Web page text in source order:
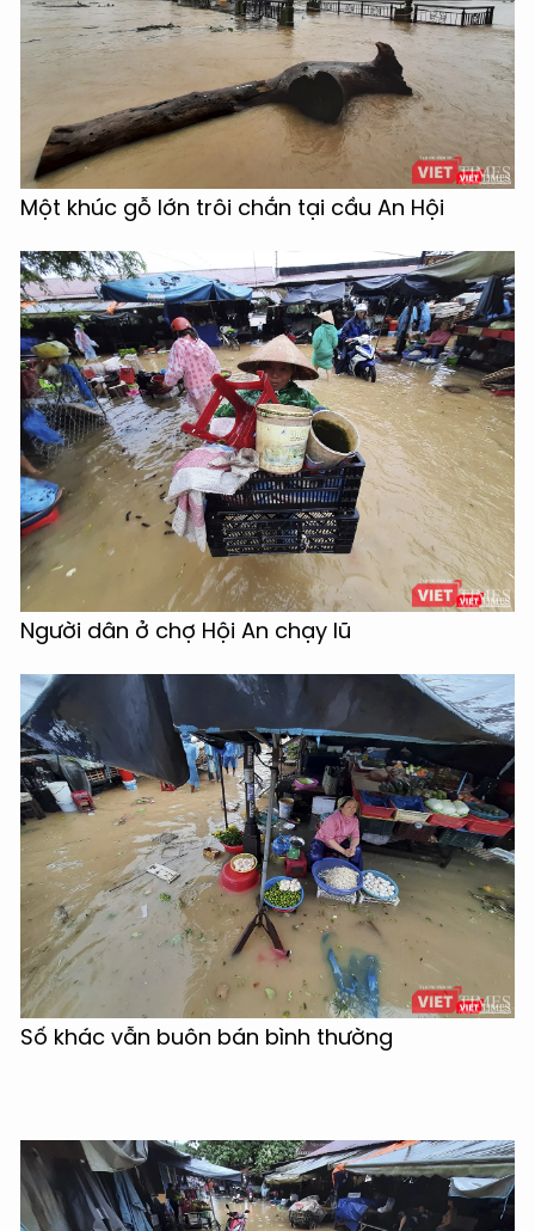
Một khúc gỗ lớn trôi chắn tại cầu An Hội
Người dân ở chợ Hội An chạy lũ
Số khác vẫn buôn bán bình thường